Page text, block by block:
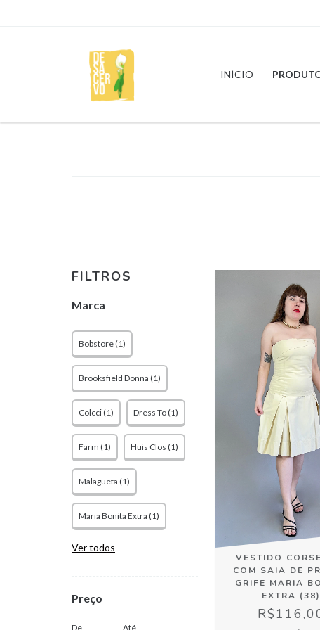
INÍCIO
FILTROS
Marca
Bobstore (1)
Brooksfield Donna (1)
Colcci (1) Dress To (1)
Farm (1) Huis Clos (1)
Malagueta (1)
Maria Bonita Extra (1)
Ver todos
Preço
De Até
VESTIDO
COM SAIA DE
GRIFE MARIA
EXTRA (38)